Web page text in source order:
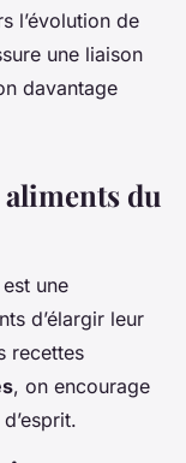
l’évolution de
une liaison
davantage
du
est une
d’élargir leur
recettes
, on encourage